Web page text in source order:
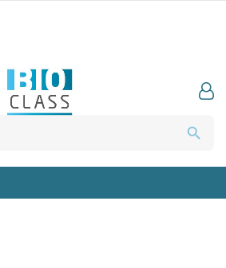
search